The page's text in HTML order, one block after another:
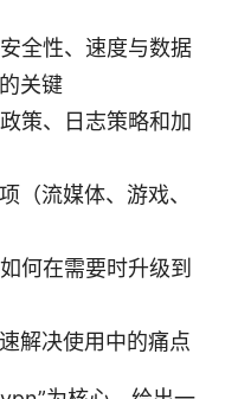
全性、速度与数据
关键
策、日志策略和加
（流媒体、游戏、
何在需要时升级到
解决使用中的痛点